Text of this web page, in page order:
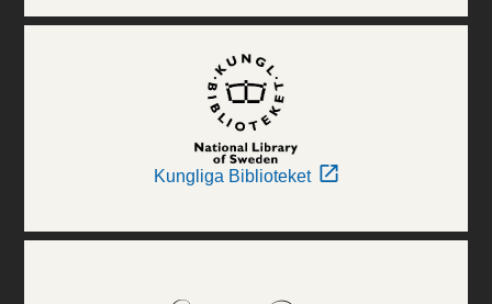
Kungliga Biblioteket